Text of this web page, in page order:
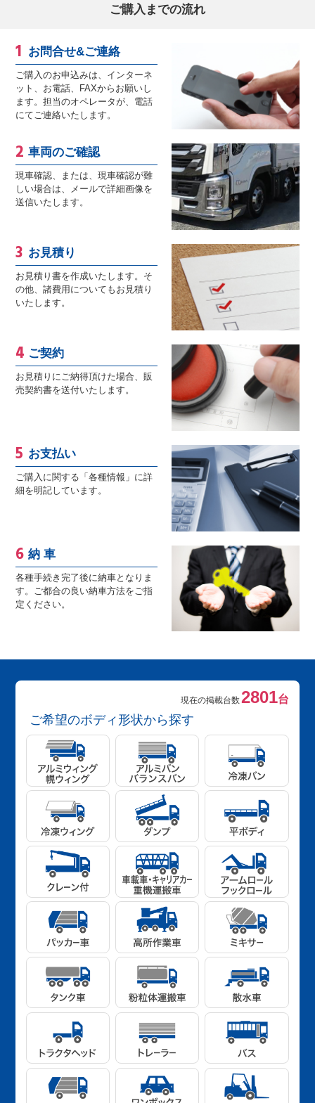
ご購入までの流れ
お問合せ&ご連絡
ご購入のお申込みは、インターネ
ット、お電話、FAXからお願いし
ます。担当のオペレータが、電話
にてご連絡いたします。
車両のご確認
現車確認、または、現車確認が難
しい場合は、メールで詳細画像を
送信いたします。
お見積り
お見積り書を作成いたします。そ
の他、諸費用についてもお見積り
いたします。
ご契約
お見積りにご納得頂けた場合、販
売契約書を送付いたします。
お支払い
ご購入に関する「各種情報」に詳
細を明記しています。
納 車
各種手続き完了後に納車となりま
す。ご都合の良い納車方法をご指
定ください。
現在の掲載台数2801台
ご希望のボディ形状から探す